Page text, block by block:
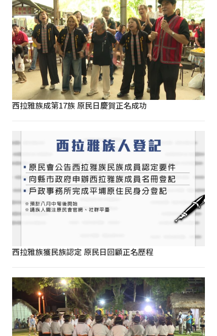
西拉雅族成第17族 原民日慶賀正名成功
西拉雅族獲民族認定 原民日回顧正名歷程